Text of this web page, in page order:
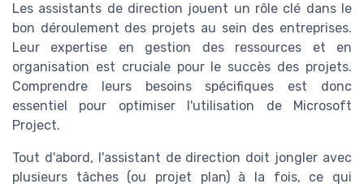
Les assistants de direction jouent un rôle clé dans le
bon déroulement des projets au sein des entreprises.
Leur expertise en gestion des ressources et en
organisation est cruciale pour le succès des projets.
Comprendre leurs besoins spécifiques est donc
essentiel pour optimiser l'utilisation de Microsoft
Project.
Tout d'abord, l'assistant de direction doit jongler avec
plusieurs tâches (ou projet plan) à la fois, ce qui